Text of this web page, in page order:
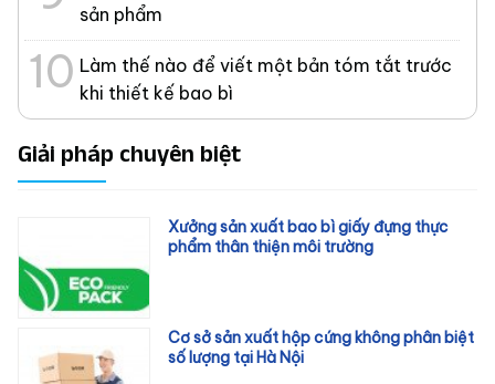
sản phẩm
Làm thế nào để viết một bản tóm tắt trước
khi thiết kế bao bì
Giải pháp chuyên biệt
Xưởng sản xuất bao bì giấy đựng thực
phẩm thân thiện môi trường
Cơ sở sản xuất hộp cứng không phân biệt
số lượng tại Hà Nội